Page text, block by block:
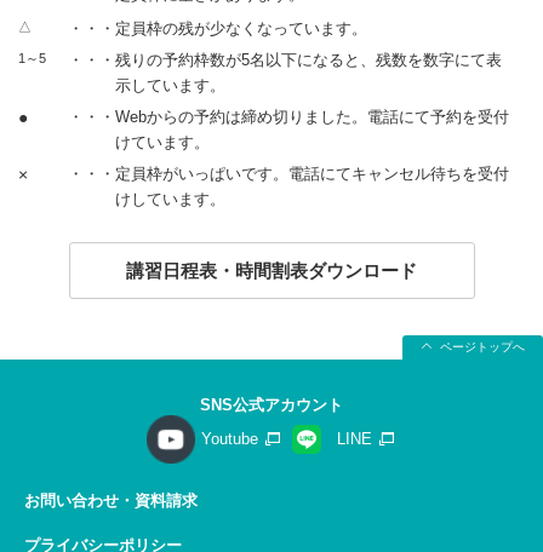
△ ・・・定員枠の残が少なくなっています。
1～5
・・・残りの予約枠数が5名以下になると、残数を数字にて表
示しています。
●
・・・Webからの予約は締め切りました。電話にて予約を受付
けています。
×
・・・定員枠がいっぱいです。電話にてキャンセル待ちを受付
けしています。
講習日程表・時間割表ダウンロード
ページトップへ
SNS公式アカウント
Youtube
LINE
お問い合わせ・資料請求
プライバシーポリシー